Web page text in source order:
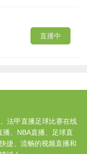
直播中
法甲直播足球比赛在线
、NBA直播、足球直
捷、流畅的视频直播和